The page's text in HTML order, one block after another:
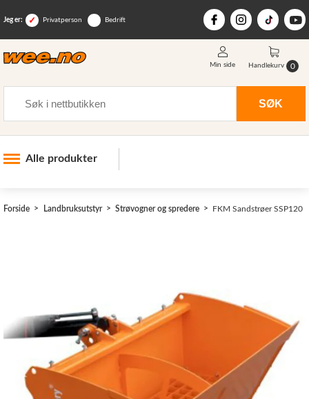
Jeg er: Privatperson Bedrift
SØK
Min side Handlekurv 0
Alle produkter
Reservedeler
Nye Wee produkter
Tilbud
Lagertømming
Forside Landbruksutstyr Strøvogner og spredere FKM Sandstrøer SSP120